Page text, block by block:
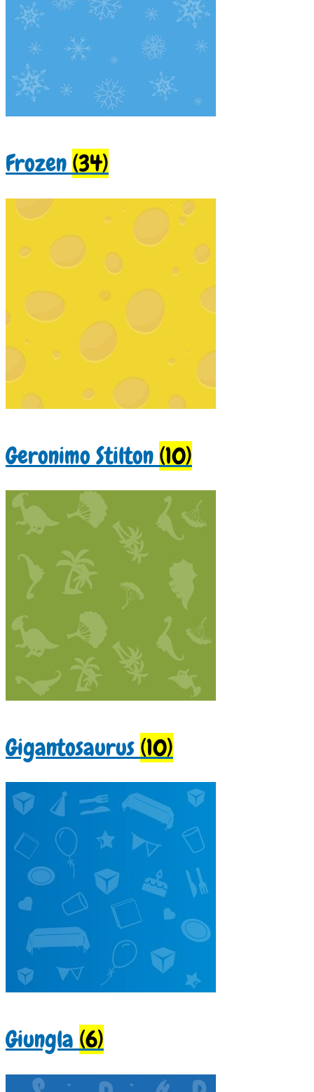
Frozen (34)
Geronimo Stilton (10)
Gigantosaurus (10)
Giungla (6)